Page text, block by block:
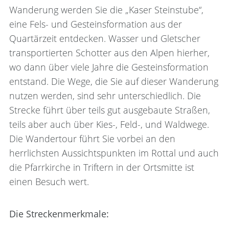
Wanderung werden Sie die „Kaser Steinstube“,
eine Fels- und Gesteinsformation aus der
Quartärzeit entdecken. Wasser und Gletscher
transportierten Schotter aus den Alpen hierher,
wo dann über viele Jahre die Gesteinsformation
entstand. Die Wege, die Sie auf dieser Wanderung
nutzen werden, sind sehr unterschiedlich. Die
Strecke führt über teils gut ausgebaute Straßen,
teils aber auch über Kies-, Feld-, und Waldwege.
Die Wandertour führt Sie vorbei an den
herrlichsten Aussichtspunkten im Rottal und auch
die Pfarrkirche in Triftern in der Ortsmitte ist
einen Besuch wert.
Die Streckenmerkmale: